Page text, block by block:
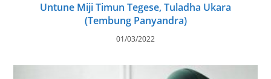
Untune Miji Timun Tegese, Tuladha Ukara
(Tembung Panyandra)
01/03/2022